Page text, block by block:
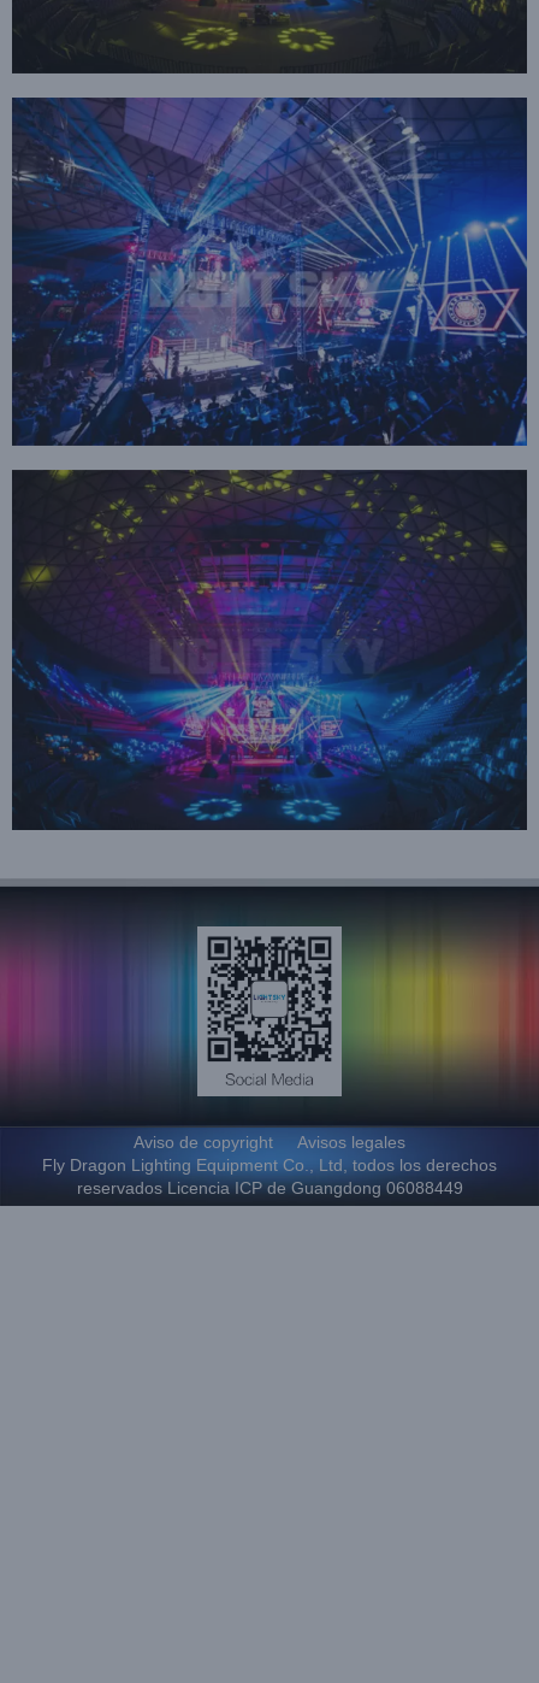
Aviso de copyright
Avisos legales
Fly Dragon Lighting Equipment Co., Ltd, todos los derechos
reservados Licencia ICP de Guangdong 06088449